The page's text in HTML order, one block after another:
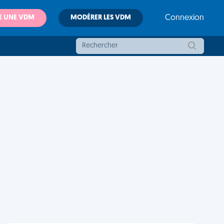
UNE VDM MODÉRER LES VDM Connexion